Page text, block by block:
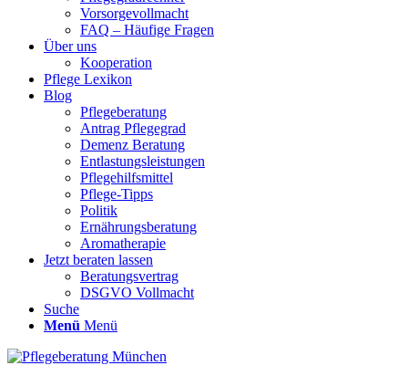
Vorsorgevollmacht
FAQ – Häufige Fragen
Über uns
Kooperation
Pflege Lexikon
Blog
Pflegeberatung
Antrag Pflegegrad
Demenz Beratung
Entlastungsleistungen
Pflegehilfsmittel
Pflege-Tipps
Politik
Ernährungsberatung
Aromatherapie
Jetzt beraten lassen
Beratungsvertrag
DSGVO Vollmacht
Suche
Menü Menü